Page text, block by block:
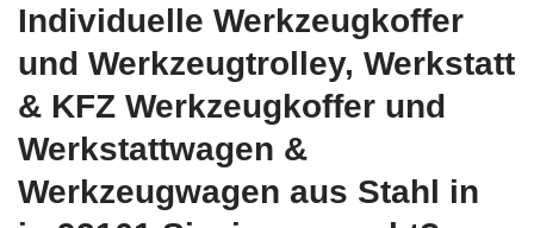
Individuelle Werkzeugkoffer
und Werkzeugtrolley, Werkstatt
& KFZ Werkzeugkoffer und
Werkstattwagen &
Werkzeugwagen aus Stahl in